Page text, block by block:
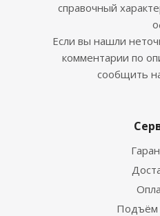
справочный
Если вы нашли
комментарии по
сообщить
Подъём